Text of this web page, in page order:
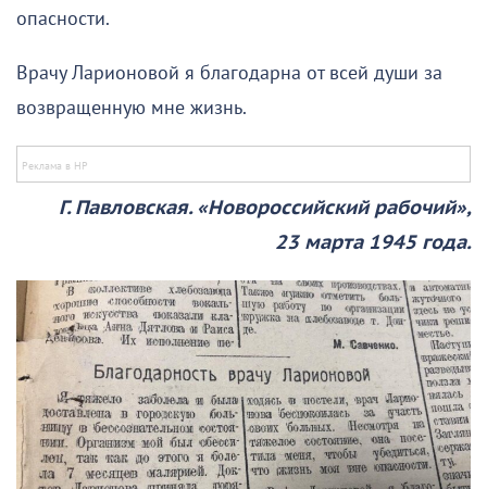
опасности.
Врачу Ларионовой я благодарна от всей души за
возвращенную мне жизнь.
Г. Павловская. «Новороссийский рабочий»,
23 марта 1945 года.